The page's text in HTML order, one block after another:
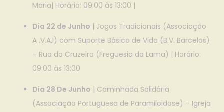
Maria| Horário: 09:00 às 13:00 |
Dia 22 de Junho | Jogos Tradicionais (Associação
A .V.A.I) com Suporte Básico de Vida (B.V. Barcelos)
– Rua do Cruzeiro (Freguesia da Lama) | Horário:
09:00 às 13:00
Dia 28 De Junho | Caminhada Solidária
(Associação Portuguesa de Paramiloidose) – Igreja